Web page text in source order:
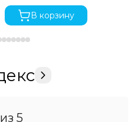
В корзину
из 5